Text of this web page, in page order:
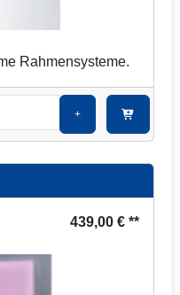
Rahmensysteme.
+
439,00 € **